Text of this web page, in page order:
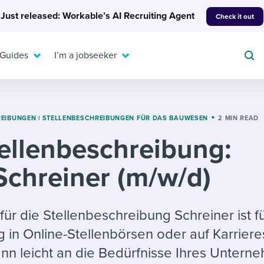
Just released: Workable’s AI Recruiting Agent Check it out
candidates
hiring pipelines
Or browse by
A flexible workplace
means new ways of
working. Pick up tips
templates
checklists
& reports
To hear from others:
EXPERT INSIGHTS
Get insights, guidance,
and tips from those in
the know.
I’m a jobseeker
resources
For your job search:
INTERVIEWS & ANSWERS
Typical interview
answers for each.
| STELLENBESCHREIBUNGEN FÜR DAS BAUWESEN 2 MIN READ
(m/w/d)
die Stellenbeschreibung Schreiner ist
in Online-Stellenbörsen oder auf
leicht an die Bedürfnisse Ihres